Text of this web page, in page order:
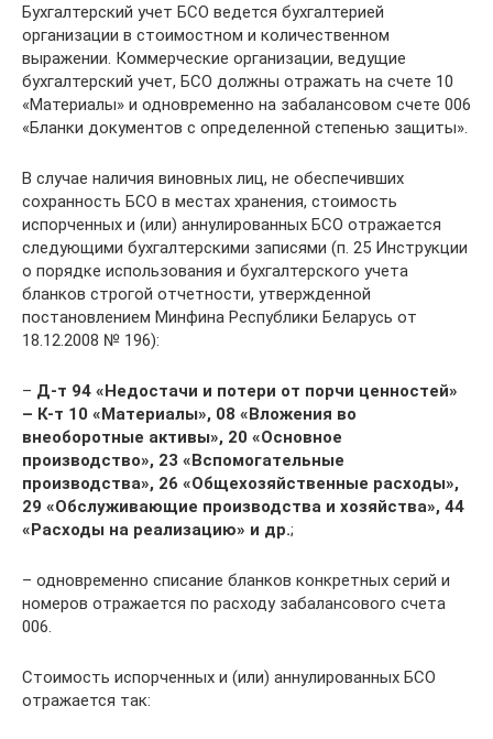
Бухгалтерский учет БСО ведется бухгалтерией
организации в стоимостном и количественном
выражении. Коммерческие организации, ведущие
бухгалтерский учет, БСО должны отражать на счете 10
«Материалы» и одновременно на забалансовом счете 006
«Бланки документов с определенной степенью защиты».
В случае наличия виновных лиц, не обеспечивших
сохранность БСО в местах хранения, стоимость
испорченных и (или) аннулированных БСО отражается
следующими бухгалтерскими записями (п. 25 Инструкции
о порядке использования и бухгалтерского учета
бланков строгой отчетности, утвержденной
постановлением Минфина Республики Беларусь от
18.12.2008 № 196):
– Д-т 94 «Недостачи и потери от порчи ценностей»
– К-т 10 «Материалы», 08 «Вложения во
внеоборотные активы», 20 «Основное
производство», 23 «Вспомогательные
производства», 26 «Общехозяйственные расходы»,
29 «Обслуживающие производства и хозяйства», 44
«Расходы на реализацию» и др.;
– одновременно списание бланков конкретных серий и
номеров отражается по расходу забалансового счета
006.
Стоимость испорченных и (или) аннулированных БСО
отражается так: